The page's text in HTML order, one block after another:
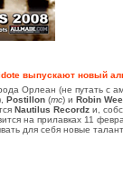
выпускают новый
Орлеан (не путать с
Postillon (mc) и Robin
Nautilus Recordz и,
на прилавках 11
для себя новые